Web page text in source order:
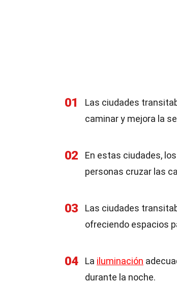
01
Las ciudades
caminar y mejora la
02 En estas ciudades, los
personas cruzar las
03
Las ciudades
ofreciendo espacios
04 La iluminación
durante la noche.